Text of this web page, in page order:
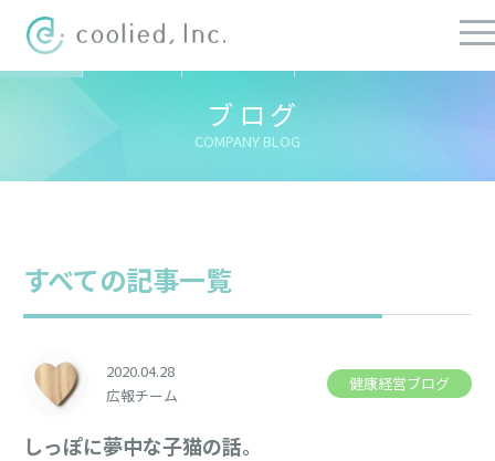
ブログ
COMPANY BLOG
ての記事
すべての記事一覧
2020.04.28
広報チーム
健康経営ブログ
しっぽに夢中な子猫の話。